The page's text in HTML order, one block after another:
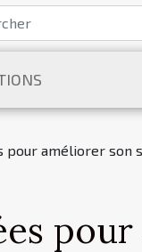
pour améliorer son